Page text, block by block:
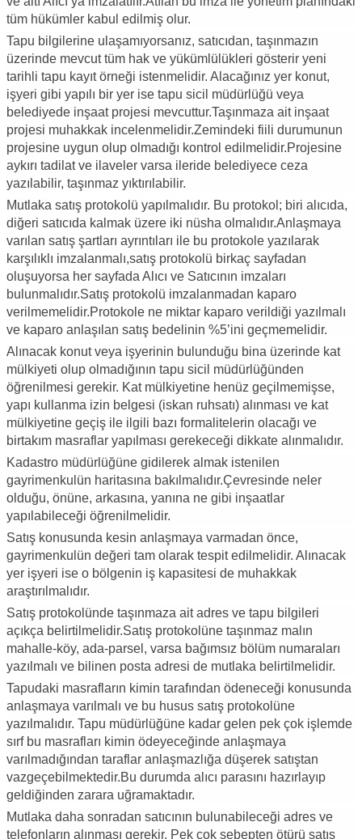
tüm hükümler kabul edilmiş olur.
Tapu bilgilerine ulaşamıyorsanız, satıcıdan, taşınmazın
üzerinde mevcut tüm hak ve yükümlülükleri gösterir yeni
tarihli tapu kayıt örneği istenmelidir. Alacağınız yer konut,
işyeri gibi yapılı bir yer ise tapu sicil müdürlüğü veya
belediyede inşaat projesi mevcuttur.Taşınmaza ait inşaat
projesi muhakkak incelenmelidir.Zemindeki fiili durumunun
projesine uygun olup olmadığı kontrol edilmelidir.Projesine
aykırı tadilat ve ilaveler varsa ileride belediyece ceza
yazılabilir, taşınmaz yıktırılabilir.
Mutlaka satış protokolü yapılmalıdır. Bu protokol; biri alıcıda,
diğeri satıcıda kalmak üzere iki nüsha olmalıdır.Anlaşmaya
varılan satış şartları ayrıntıları ile bu protokole yazılarak
karşılıklı imzalanmalı,satış protokolü birkaç sayfadan
oluşuyorsa her sayfada Alıcı ve Satıcının imzaları
bulunmalıdır.Satış protokolü imzalanmadan kaparo
verilmemelidir.Protokole ne miktar kaparo verildiği yazılmalı
ve kaparo anlaşılan satış bedelinin %5’ini geçmemelidir.
Alınacak konut veya işyerinin bulunduğu bina üzerinde kat
mülkiyeti olup olmadığının tapu sicil müdürlüğünden
öğrenilmesi gerekir. Kat mülkiyetine henüz geçilmemişse,
yapı kullanma izin belgesi (iskan ruhsatı) alınması ve kat
mülkiyetine geçiş ile ilgili bazı formalitelerin olacağı ve
birtakım masraflar yapılması gerekeceği dikkate alınmalıdır.
Kadastro müdürlüğüne gidilerek almak istenilen
gayrimenkulün haritasına bakılmalıdır.Çevresinde neler
olduğu, önüne, arkasına, yanına ne gibi inşaatlar
yapılabileceği öğrenilmelidir.
Satış konusunda kesin anlaşmaya varmadan önce,
gayrimenkulün değeri tam olarak tespit edilmelidir. Alınacak
yer işyeri ise o bölgenin iş kapasitesi de muhakkak
araştırılmalıdır.
Satış protokolünde taşınmaza ait adres ve tapu bilgileri
açıkça belirtilmelidir.Satış protokolüne taşınmaz malın
mahalle-köy, ada-parsel, varsa bağımsız bölüm numaraları
yazılmalı ve bilinen posta adresi de mutlaka belirtilmelidir.
Tapudaki masrafların kimin tarafından ödeneceği konusunda
anlaşmaya varılmalı ve bu husus satış protokolüne
yazılmalıdır. Tapu müdürlüğüne kadar gelen pek çok işlemde
sırf bu masrafları kimin ödeyeceğinde anlaşmaya
varılmadığından taraflar anlaşmazlığa düşerek satıştan
vazgeçebilmektedir.Bu durumda alıcı parasını hazırlayıp
geldiğinden zarara uğramaktadır.
Mutlaka daha sonradan satıcının bulunabileceği adres ve
telefonların alınması gerekir. Pek çok sebepten ötürü satış